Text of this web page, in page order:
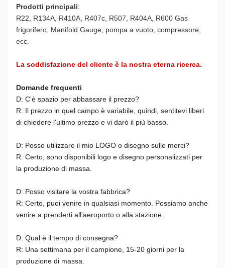
Prodotti principali:
R22, R134A, R410A, R407c, R507, R404A, R600 Gas
frigorifero, Manifold Gauge, pompa a vuoto, compressore,
ecc.
La soddisfazione del cliente è la nostra eterna ricerca.
Domande frequenti
D: C'è spazio per abbassare il prezzo?
R: Il prezzo in quel campo è variabile, quindi, sentitevi liberi
di chiedere l'ultimo prezzo e vi darò il più basso.
D: Posso utilizzare il mio LOGO o disegno sulle merci?
R: Certo, sono disponibili logo e disegno personalizzati per
la produzione di massa.
D: Posso visitare la vostra fabbrica?
R: Certo, puoi venire in qualsiasi momento. Possiamo anche
venire a prenderti all'aeroporto o alla stazione.
D: Qual è il tempo di consegna?
R: Una settimana per il campione, 15-20 giorni per la
produzione di massa.